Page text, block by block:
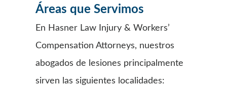
Áreas que Servimos
En Hasner Law Injury & Workers’
Compensation Attorneys, nuestros
abogados de lesiones principalmente
sirven las siguientes localidades: